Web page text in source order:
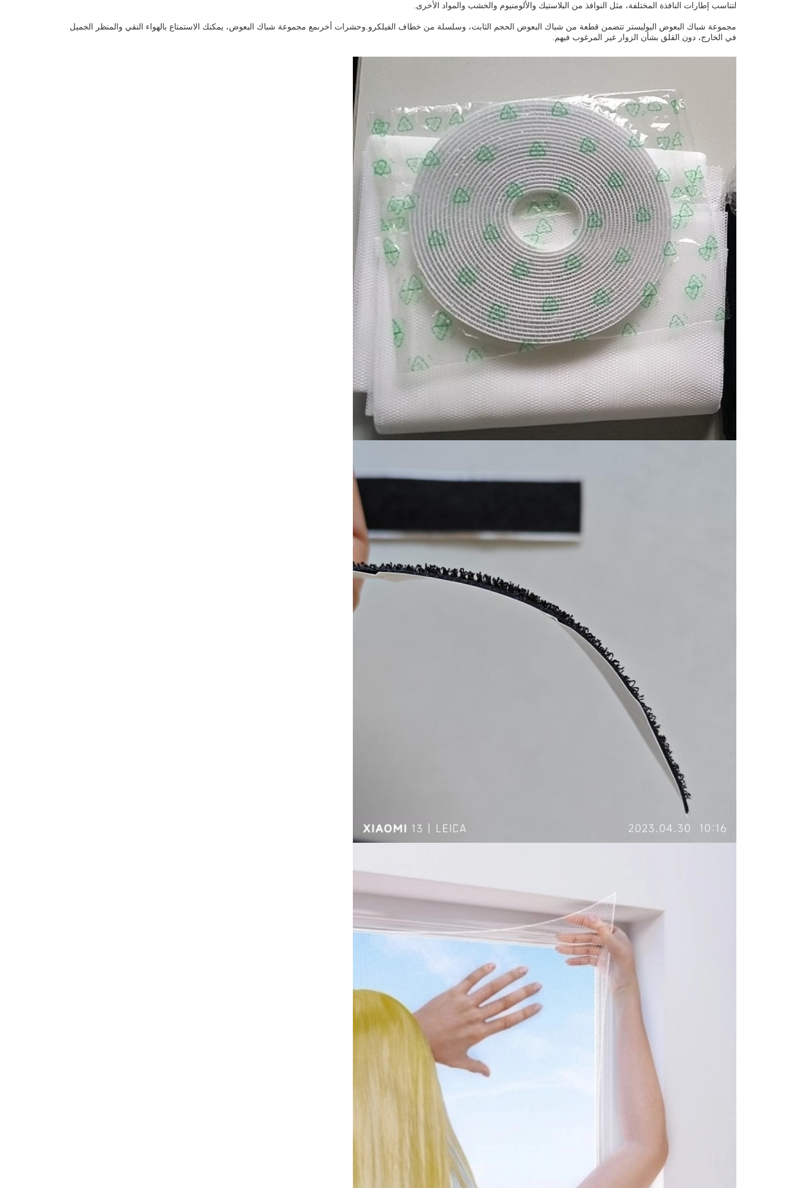
لتناسب إطارات النافذة المختلفة، مثل النوافذ من البلاستيك والألومنيوم والخشب والمواد الأخرى.
مجموعة شباك البعوض البوليستر تتضمن قطعة من شباك البعوض الحجم الثابت، وسلسلة من خطاف الفيلكرو.وحشرات أخرىمع مجموعة شباك البعوض، يمكنك الاستمتاع بالهواء النقي والمنظر الجميل
في الخارج، دون القلق بشأن الزوار غير المرغوب فيهم.